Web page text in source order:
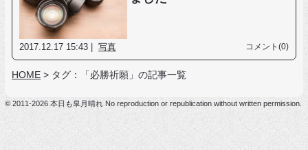
2017.12.17 15:43 | 写真 コメント(0)
HOME > タグ：「必勝祈願」の記事一覧
© 2011-2026 本日も皐月晴れ No reproduction or republication without written permission.